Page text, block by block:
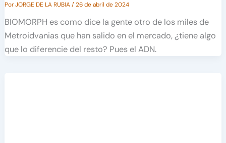
PorJORGE DE LA RUBIA/26 de abril de 2024
BIOMORPH es como dice la gente otro de los miles de
Metroidvanias que han salido en el mercado, ¿tiene algo
que lo diferencie del resto? Pues el ADN.